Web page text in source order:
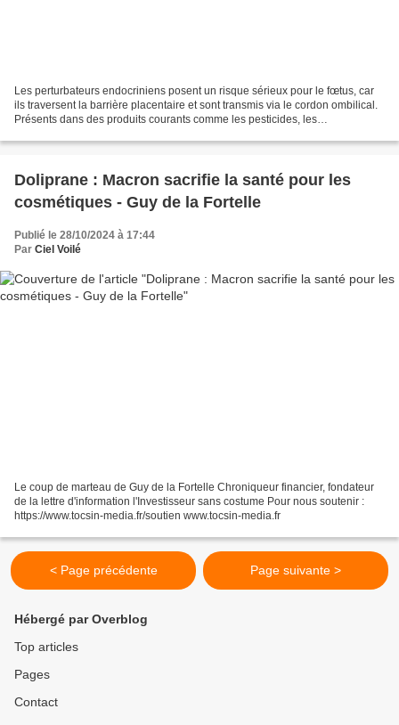
Les perturbateurs endocriniens posent un risque sérieux pour le fœtus, car
ils traversent la barrière placentaire et sont transmis via le cordon ombilical.
Présents dans des produits courants comme les pesticides, les
Doliprane : Macron sacrifie la santé pour les
cosmétiques - Guy de la Fortelle
Publié le 28/10/2024 à 17:44
Par Ciel Voilé
Le coup de marteau de Guy de la Fortelle Chroniqueur financier, fondateur
de la lettre d'information l'Investisseur sans costume Pour nous soutenir :
https://www.tocsin-media.fr/soutien www.tocsin-media.fr
< Page précédente Page suivante >
Hébergé par Overblog
Top articles
Pages
Contact